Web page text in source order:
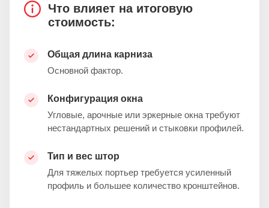
Что влияет на итоговую
стоимость:
Общая длина карниза
Основной фактор.
Конфигурация окна
Угловые, арочные или эркерные окна требуют
нестандартных решений и стыковки профилей.
Тип и вес штор
Для тяжелых портьер требуется усиленный
профиль и большее количество кронштейнов.